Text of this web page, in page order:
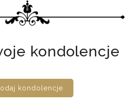
kondolencje
kondolencje